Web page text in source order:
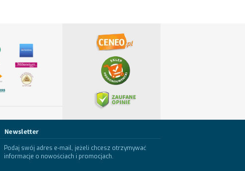
Newsletter
Podaj swój adres e-mail, jeżeli chcesz otrzymywać
informacje o nowościach i promocjach.